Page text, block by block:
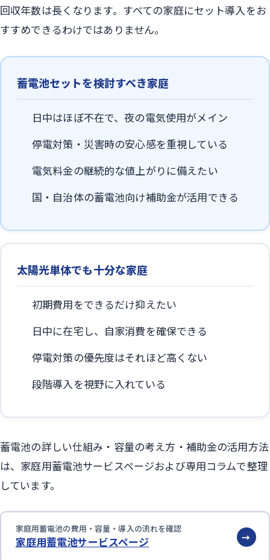
回収年数は長くなります。すべての家庭にセット導入をお
すすめできるわけではありません。
蓄電池セットを検討すべき家庭
日中はほぼ不在で、夜の電気使用がメイン
停電対策・災害時の安心感を重視している
電気料金の継続的な値上がりに備えたい
国・自治体の蓄電池向け補助金が活用できる
太陽光単体でも十分な家庭
初期費用をできるだけ抑えたい
日中に在宅し、自家消費を確保できる
停電対策の優先度はそれほど高くない
段階導入を視野に入れている
蓄電池の詳しい仕組み・容量の考え方・補助金の活用方法
は、家庭用蓄電池サービスページおよび専用コラムで整理
しています。
家庭用蓄電池の費用・容量・導入の流れを確認
家庭用蓄電池サービスページ →